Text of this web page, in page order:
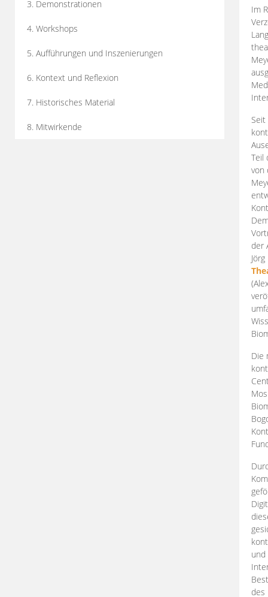
3. Demonstrationen
4. Workshops
5. Aufführungen und Inszenierungen
6. Kontext und Reflexion
7. Historisches Material
8. Mitwirkende
Im
Teil
von
der
Die
des